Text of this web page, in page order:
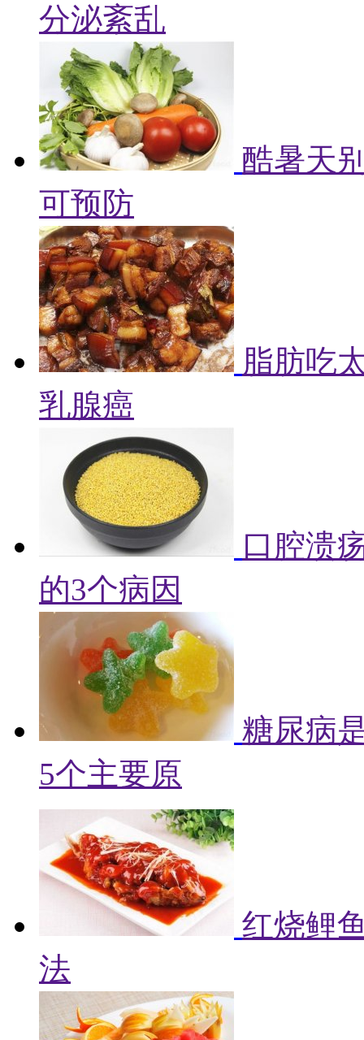
分泌紊乱
酷暑天
可预防
脂肪吃
乳腺癌
口腔溃
的3个病因
糖尿病
5个主要原
红烧鲤
法